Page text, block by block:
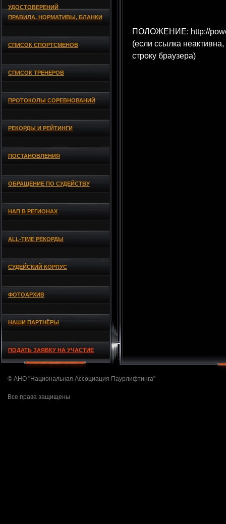
УДОСТОВЕРЕНИЙ
ПРАВИЛА, НОРМАТИВЫ, БЛАНКИ
СПИСОК СПОРТСМЕНОВ
СПИСОК ТРЕНЕРОВ
ПРОТОКОЛЫ СОРЕВНОВАНИЙ
РЕКОРДЫ И РЕЙТИНГИ
ПОСТАНОВЛЕНИЯ
ОБРАЩЕНИЕ ПО СУДЕЙСТВУ
НАП В РЕГИОНАХ
ALL-TIME РЕКОРДЫ
СУДЕЙСКИЙ КОРПУС
ФОТОАРХИВ
НАШИ ПАРТНЁРЫ
ПОДАТЬ ЗАЯВКУ НА УЧАСТИЕ
ПОЛОЖЕНИЕ: http://
(если ссылка
строку браузера)
© АНО "Национальная Ассоциация Паурлифтинга"
Все права защищены